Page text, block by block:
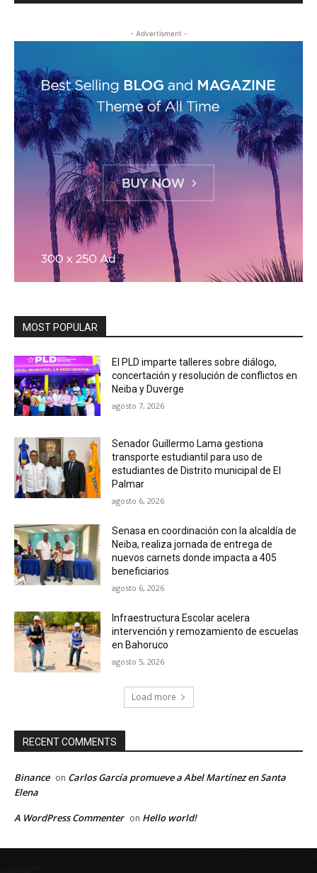
- Advertisment -
MOST POPULAR
El PLD imparte talleres sobre diálogo,
concertación y resolución de conflictos en
Neiba y Duverge
agosto 7, 2026
Senador Guillermo Lama gestiona
transporte estudiantil para uso de
estudiantes de Distrito municipal de El
Palmar
agosto 6, 2026
Senasa en coordinación con la alcaldía de
Neiba, realiza jornada de entrega de
nuevos carnets donde impacta a 405
beneficiarios
agosto 6, 2026
Infraestructura Escolar acelera
intervención y remozamiento de escuelas
en Bahoruco
agosto 5, 2026
Load more
RECENT COMMENTS
Binance on Carlos García promueve a Abel Martínez en Santa
Elena
A WordPress Commenter on Hello world!